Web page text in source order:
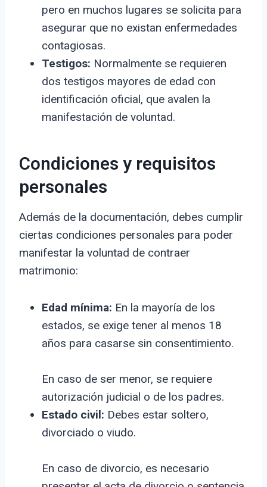
pero en muchos lugares se solicita para
asegurar que no existan enfermedades
contagiosas.
Testigos: Normalmente se requieren
dos testigos mayores de edad con
identificación oficial, que avalen la
manifestación de voluntad.
Condiciones y requisitos
personales
Además de la documentación, debes cumplir
ciertas condiciones personales para poder
manifestar la voluntad de contraer
matrimonio:
Edad mínima: En la mayoría de los
estados, se exige tener al menos 18
años para casarse sin consentimiento.
En caso de ser menor, se requiere
autorización judicial o de los padres.
Estado civil: Debes estar soltero,
divorciado o viudo.
En caso de divorcio, es necesario